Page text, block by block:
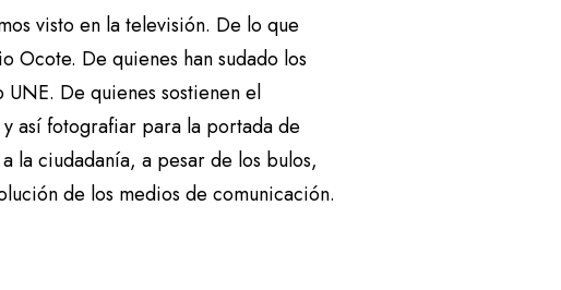
visto en la televisión. De lo que
Ocote. De quienes han sudado los
De quienes sostienen el
así fotografiar para la portada de
la ciudadanía, a pesar de los bulos,
de los medios de comunicación.